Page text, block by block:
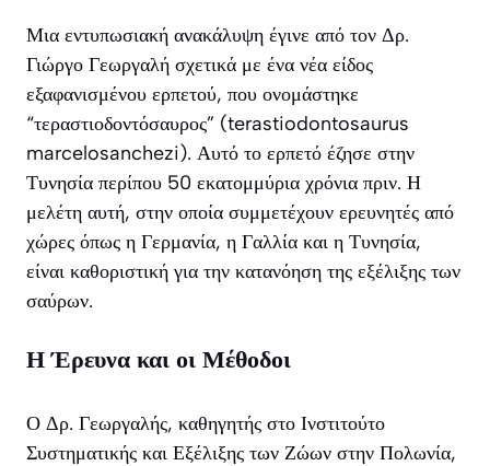
Μια εντυπωσιακή ανακάλυψη έγινε από τον Δρ.
Γιώργο Γεωργαλή σχετικά με ένα νέα είδος
εξαφανισμένου ερπετού, που ονομάστηκε
“τεραστιοδοντόσαυρος” (terastiodontosaurus
marcelosanchezi). Αυτό το ερπετό έζησε στην
Τυνησία περίπου 50 εκατομμύρια χρόνια πριν. Η
μελέτη αυτή, στην οποία συμμετέχουν ερευνητές από
χώρες όπως η Γερμανία, η Γαλλία και η Τυνησία,
είναι καθοριστική για την κατανόηση της εξέλιξης των
σαύρων.
Η Έρευνα και οι Μέθοδοι
Ο Δρ. Γεωργαλής, καθηγητής στο Ινστιτούτο
Συστηματικής και Εξέλιξης των Ζώων στην Πολωνία,